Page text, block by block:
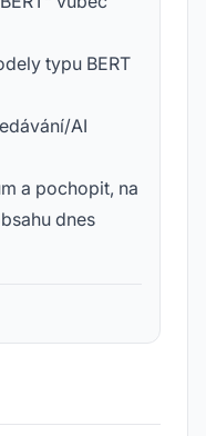
typu BERT
AI
a pochopit, na
dnes